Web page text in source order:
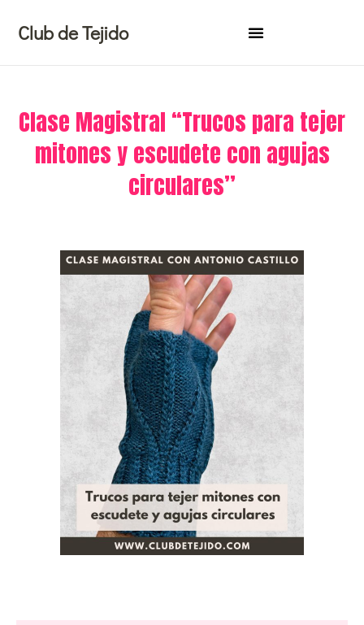
contenido
Club de Tejido
Clase Magistral “Trucos para tejer
mitones y escudete con agujas
circulares”